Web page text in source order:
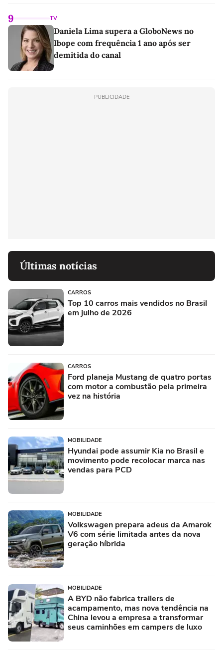
9 TV
Daniela Lima supera a GloboNews no
Ibope com frequência 1 ano após ser
demitida do canal
PUBLICIDADE
Últimas notícias
CARROS
Top 10 carros mais vendidos no Brasil
em julho de 2026
CARROS
Ford planeja Mustang de quatro portas
com motor a combustão pela primeira
vez na história
MOBILIDADE
Hyundai pode assumir Kia no Brasil e
movimento pode recolocar marca nas
vendas para PCD
MOBILIDADE
Volkswagen prepara adeus da Amarok
V6 com série limitada antes da nova
geração híbrida
MOBILIDADE
A BYD não fabrica trailers de
acampamento, mas nova tendência na
China levou a empresa a transformar
seus caminhões em campers de luxo